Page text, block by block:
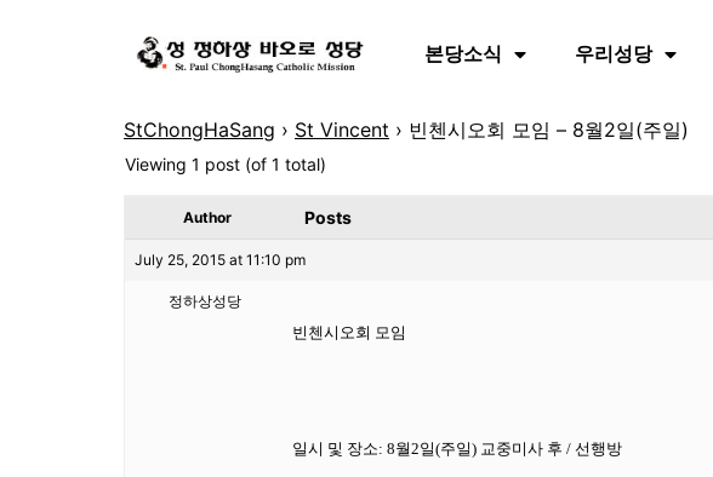
본당소식 우리성당
StChongHaSang › St Vincent › 빈첸시오회 모임 – 8월2일(주일)
Viewing 1 post (of 1 total)
Author Posts
July 25, 2015 at 11:10 pm
정하상성당
빈첸시오회 모임
일시 및 장소: 8월2일(주일) 교중미사 후 / 선행방